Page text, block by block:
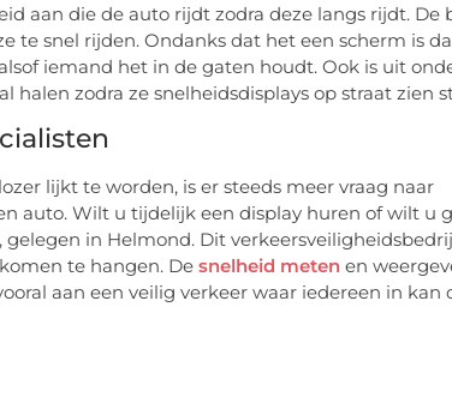
aan die de auto rijdt zodra deze langs rijdt. De
snel rijden. Ondanks dat het een scherm is
iemand het in de gaten houdt. Ook is uit
zodra ze snelheidsdisplays op straat zien
lijkt te worden, is er steeds meer vraag naar
auto. Wilt u tijdelijk een display huren of wilt u
in Helmond. Dit
te hangen. De snelheid meten en
aan een veilig verkeer waar iedereen in kan